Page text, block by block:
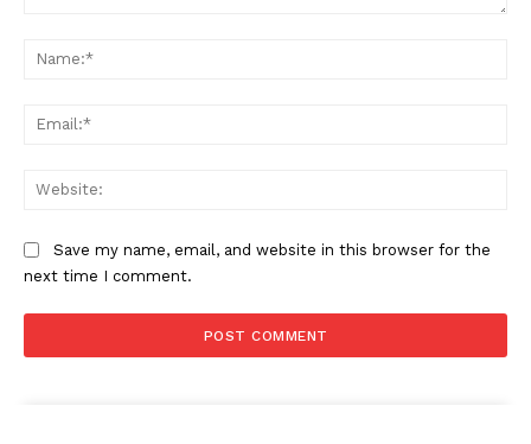
Save my name, email, and website in this browser for the
next time I comment.